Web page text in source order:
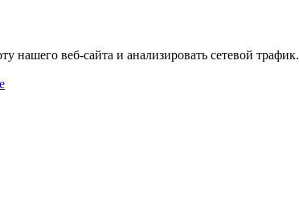
веб-сайта и анализировать сетевой трафик.